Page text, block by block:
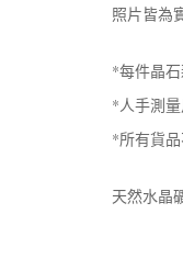
照片皆為
*每件晶
*人手測
*所有貨
天然水晶